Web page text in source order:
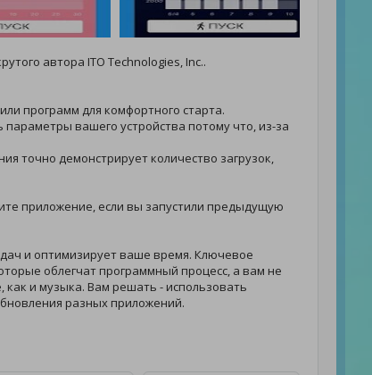
автора ITO Technologies, Inc..
программ для комфортного старта.
вашего устройства потому что, из-за
точно демонстрирует количество загрузок,
приложение, если вы запустили предыдущую
и оптимизирует ваше время. Ключевое
облегчат программный процесс, а вам не
как и музыка. Вам решать - использовать
разных приложений.